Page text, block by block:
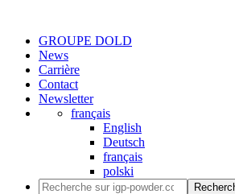
GROUPE DOLD
News
Carrière
Contact
Newsletter
français
English
Deutsch
français
polski